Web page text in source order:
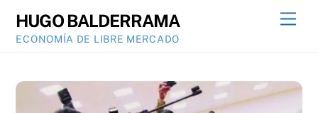
content
HUGO BALDERRAMA
ECONOMÍA DE LIBRE MERCADO